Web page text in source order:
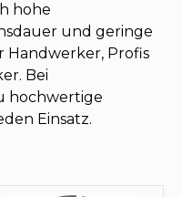
hohe
und geringe
Profis
Bei
hochwertige
Einsatz.